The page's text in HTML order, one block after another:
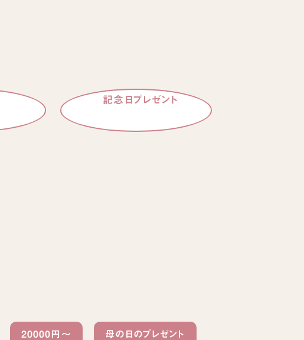
記念日プレゼント
20000円〜 母の日のプレゼント